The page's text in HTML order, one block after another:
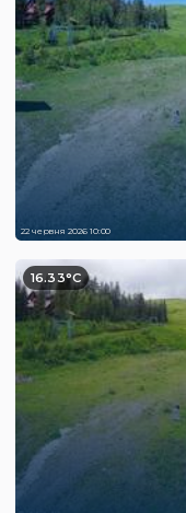
22 червня 2026 10:00
16.33°C